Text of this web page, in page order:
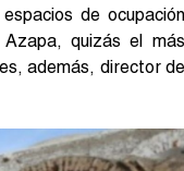
de ocupación
quizás el más
además, director de